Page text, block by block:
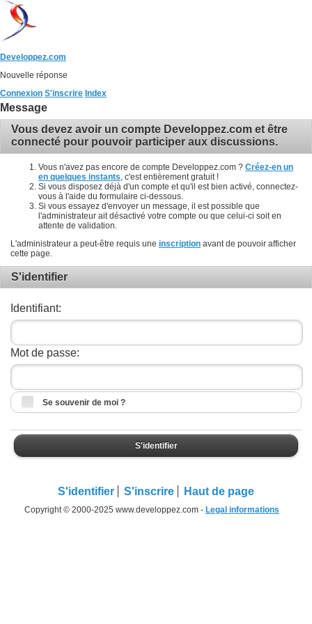
Developpez.com
Nouvelle réponse
Connexion S'inscrire Index
Message
Vous devez avoir un compte Developpez.com et être
connecté pour pouvoir participer aux discussions.
Vous n'avez pas encore de compte Developpez.com ? Créez-en un
en quelques instants , c'est entièrement gratuit !
Si vous disposez déjà d'un compte et qu'il est bien activé, connectez-
vous à l'aide du formulaire ci-dessous.
Si vous essayez d'envoyer un message, il est possible que
l'administrateur ait désactivé votre compte ou que celui-ci soit en
attente de validation.
L'administrateur a peut-être requis une inscription avant de pouvoir afficher
cette page.
S'identifier
Identifiant:
Mot de passe:
Se souvenir de moi ?
S'identifier
S'identifier S'inscrire Haut de page
Copyright © 2000-2025 www.developpez.com - Legal informations